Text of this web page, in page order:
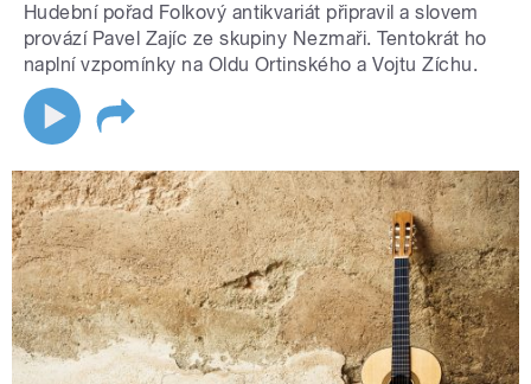
Hudební pořad Folkový antikvariát připravil a slovem
provází Pavel Zajíc ze skupiny Nezmaři. Tentokrát ho
naplní vzpomínky na Oldu Ortinského a Vojtu Zíchu.